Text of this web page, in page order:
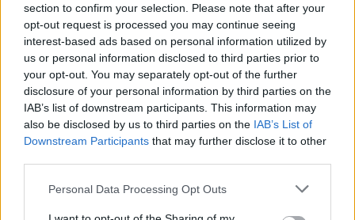
section to confirm your selection. Please note that after your
opt-out request is processed you may continue seeing
interest-based ads based on personal information utilized by
us or personal information disclosed to third parties prior to
your opt-out. You may separately opt-out of the further
disclosure of your personal information by third parties on the
IAB’s list of downstream participants. This information may
also be disclosed by us to third parties on the IAB’s List of
Downstream Participants that may further disclose it to other
Personal Data Processing Opt Outs
SALERNITANA
UFFICIALE: Jonas Heinz è un giocatore
della Salernitana
Alessio Esposito